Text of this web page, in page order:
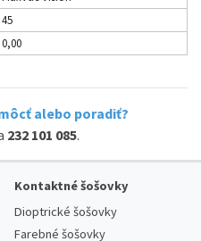
45
0,00
alebo poradiť?
232 101 085.
Kontaktné šošovky
Dioptrické šošovky
Farebné šošovky